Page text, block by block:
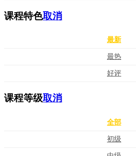
课程特色取消
最新
最热
好评
课程等级取消
全部
初级